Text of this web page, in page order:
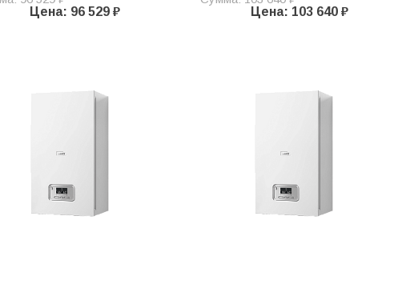
Цена: 96 529 ₽
Цена: 103 640 ₽